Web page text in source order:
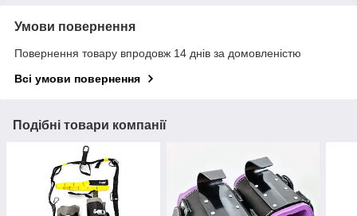
Умови повернення
Повернення товару впродовж 14 днів за домовленістю
Всі умови повернення
Подібні товари компанії